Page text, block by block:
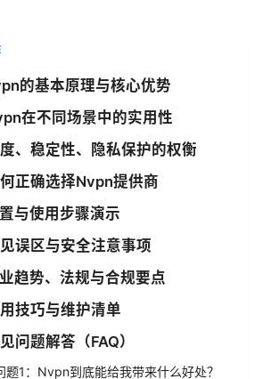
的基本原理与核心优势
在不同场景中的实用性
、稳定性、隐私保护的权衡
正确选择Nvpn提供商
与使用步骤演示
误区与安全注意事项
趋势、法规与合规要点
技巧与维护清单
问题解答（FAQ）
题1：Nvpn到底能给我带来什么好处？